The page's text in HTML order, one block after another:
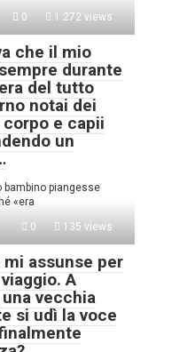
0 1.272 views
che il mio
durante
del tutto
notai dei
e capii
un
piangesse
«era
0 135 views
mi assunse per
A
vecchia
si udì la voce